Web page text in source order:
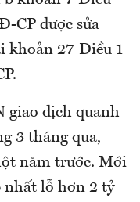
CP được sửa
khoản 27 Điều 1
giao dịch quanh
3 tháng qua,
năm trước. Mới
nhất lỗ hơn 2 tỷ